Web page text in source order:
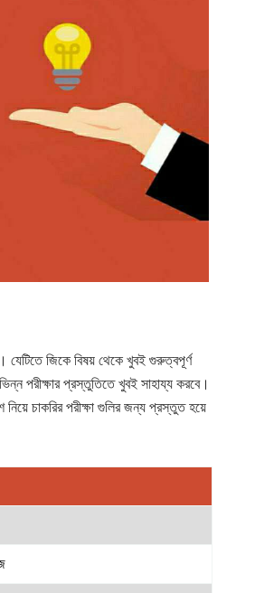
জিকে বিষয় থেকে খুবই গুরুত্বপূর্ণ
পরীক্ষার প্রস্তুতিতে খুবই সাহায্য করবে।
চাকরির পরীক্ষা গুলির জন্য প্রস্তুত হয়ে